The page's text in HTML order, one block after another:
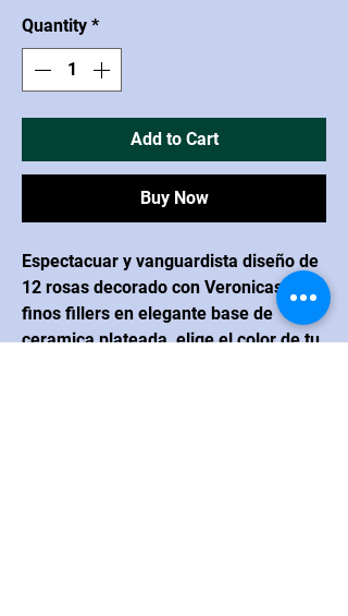
Quantity *
Add to Cart
Buy Now
Espectacuar y vanguardista diseño de
12 rosas decorado con Veronicas y
finos fillers en elegante base de
ceramica plateada, elige el color de tu